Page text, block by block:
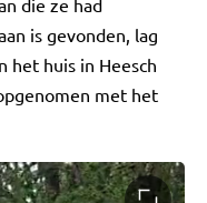
die ze had
is gevonden, lag
het huis in Heesch
met het